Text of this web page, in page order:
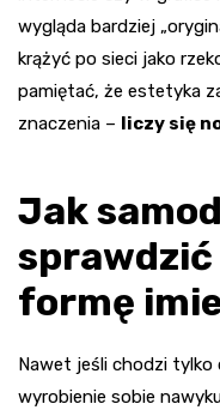
wygląda bardziej
krążyć po sieci jako
pamiętać, że estetyka
znaczenia – liczy się
Jak
formę
Nawet jeśli chodzi
wyrobienie sobie